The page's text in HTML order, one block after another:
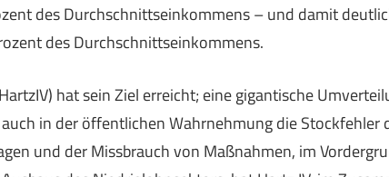
des Durchschnittseinkommens – und damit
des Durchschnittseinkommens.
hat sein Ziel erreicht; eine gigantische
in der öffentlichen Wahrnehmung die Stockfehler
und der Missbrauch von Maßnahmen, im